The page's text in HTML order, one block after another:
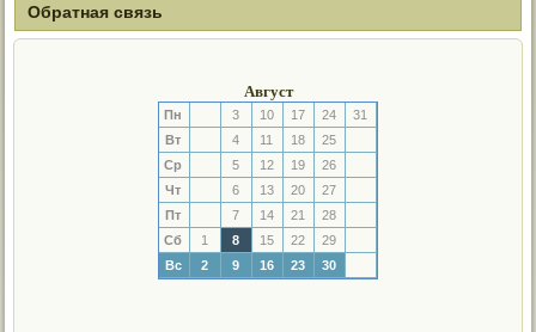
Обратная связь
Август
Пн 3 10 17 24
31
Вт
4 11 18
25
Ср
5 12 19
26
Чт
6 13 20
27
Пт
7 14 21
28
Сб
1 8 15 22
29
Вс
2 9 16 23 30